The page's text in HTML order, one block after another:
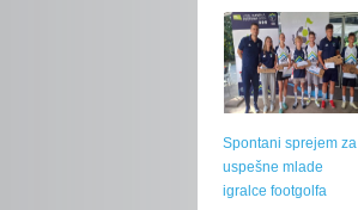
Spontani sprejem za
uspešne mlade
igralce footgolfa